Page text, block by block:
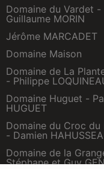
Domaine du Vardet -
Guillaume MORIN
Jérôme MARCADET
Domaine Maison
Domaine de La
- Philippe
Domaine Huguet -
HUGUET
Domaine du Croc du
- Damien
Domaine de la
Stéphane et Guy